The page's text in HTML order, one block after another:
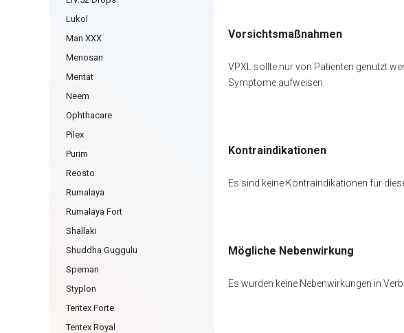
Lukol
Man XXX
Menosan
Mentat
Neem
Ophthacare
Pilex
Purim
Reosto
Rumalaya
Rumalaya Fort
Shallaki
Shuddha Guggulu
Speman
Styplon
Tentex Forte
Tentex Royal
Vorsichtsmaßnahmen
VPXL sollte nur von Patienten genutzt
Symptome aufweisen.
Kontraindikationen
Es sind keine Kontraindikationen für
Mögliche Nebenwirkung
Es wurden keine Nebenwirkungen in